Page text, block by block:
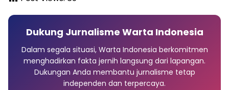
Dukung Jurnalisme Warta Indonesia
Dalam segala situasi, Warta Indonesia berkomitmen
menghadirkan fakta jernih langsung dari lapangan.
Dukungan Anda membantu jurnalisme tetap
independen dan terpercaya.